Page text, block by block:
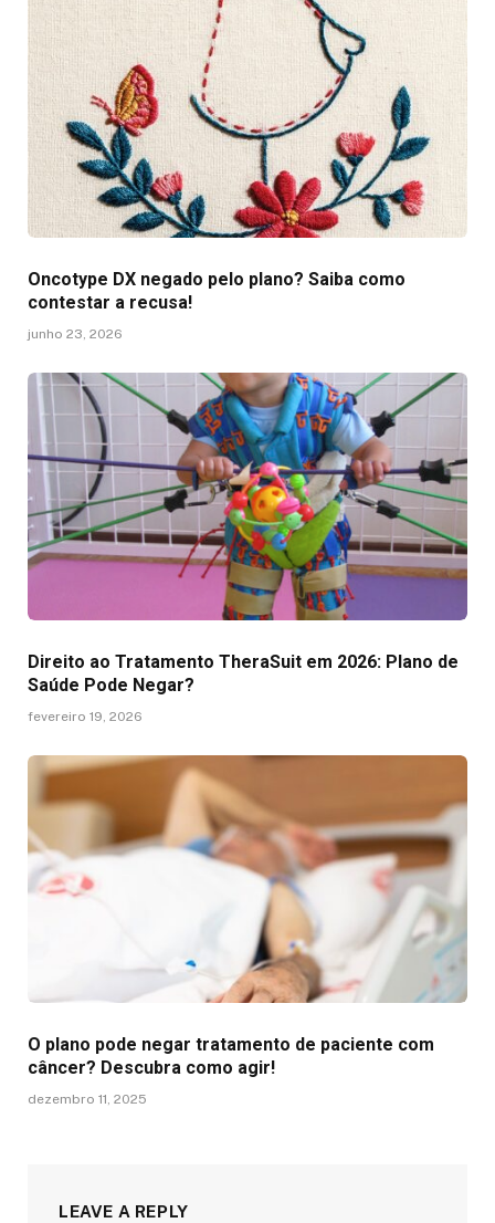
Oncotype DX negado pelo plano? Saiba como
contestar a recusa!
junho 23, 2026
Direito ao Tratamento TheraSuit em 2026: Plano de
Saúde Pode Negar?
fevereiro 19, 2026
O plano pode negar tratamento de paciente com
câncer? Descubra como agir!
dezembro 11, 2025
LEAVE A REPLY